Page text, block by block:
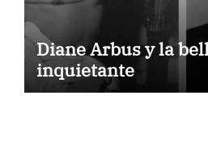
Diane Arbus y la
inquietante